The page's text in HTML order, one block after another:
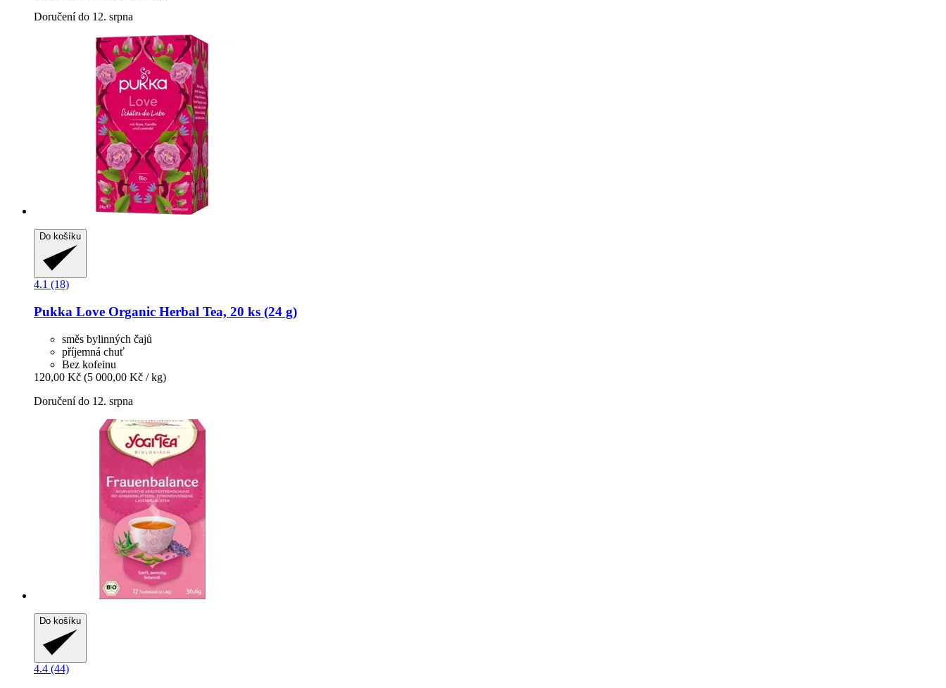
Doručení do 12. srpna
Do košíku
4.1 (18)
Pukka Love Organic Herbal Tea, 20 ks (24 g)
směs bylinných čajů
příjemná chuť
Bez kofeinu
120,00 Kč (5 000,00 Kč / kg)
Doručení do 12. srpna
Do košíku
4.4 (44)